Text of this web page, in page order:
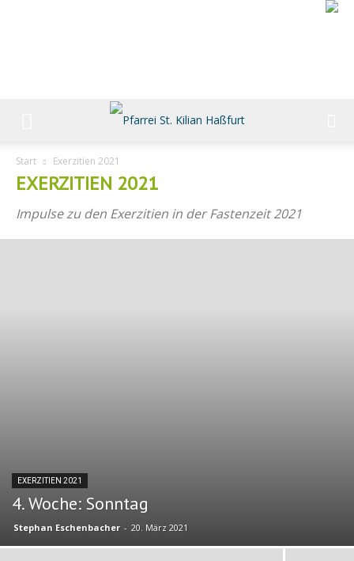
Start Exerzitien 2021
EXERZITIEN 2021
Impulse zu den Exerzitien in der Fastenzeit 2021
EXERZITIEN 2021
4. Woche: Sonntag
Stephan Eschenbacher - 20. März 2021